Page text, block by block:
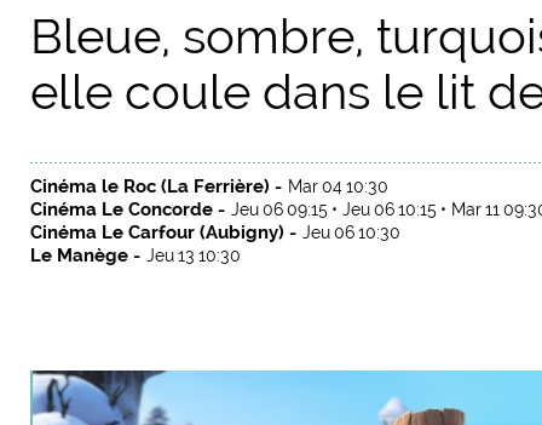
Bleue, sombre,
elle coule dans le lit
Cinéma le Roc (La Ferrière) - Mar 04 10:30
Cinéma Le Concorde - Jeu 06 09:15 Jeu 06 10:15 Mar 11
Cinéma Le Carfour (Aubigny) - Jeu 06 10:30
Le Manège - Jeu 13 10:30